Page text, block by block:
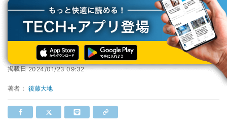
TECH+ 企業IT
セキュリティ
サイバー攻撃からヘルプデスクを守る方法
サイバー攻撃からヘルプデスクを守る方法
掲載日2024/01/23 09:32
著者： 後藤大地